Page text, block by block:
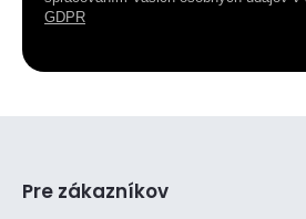
GDPR
Pre zákazníkov